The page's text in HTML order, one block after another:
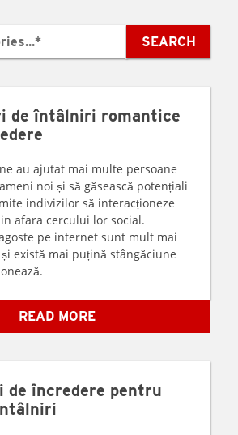
SEARCH
de întâlniri romantice
au ajutat mai multe persoane
noi și să găsească potențiali
indivizilor să interacționeze
afara cercului lor social.
pe internet sunt mult mai
există mai puțină stângăciune
READ MORE
de încredere pentru